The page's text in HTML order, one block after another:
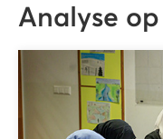
Analyse